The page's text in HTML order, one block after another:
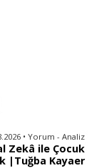
• Yorum - Analiz
Zekâ ile Çocuk
|Tuğba Kayaer